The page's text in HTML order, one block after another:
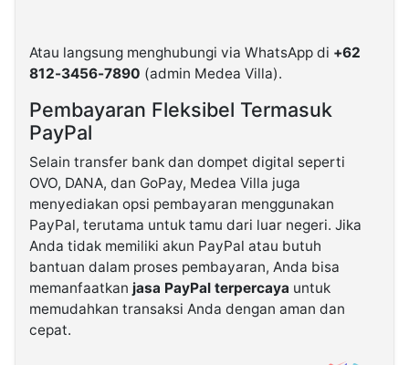
Atau langsung menghubungi via WhatsApp di +62
812-3456-7890 (admin Medea Villa).
Pembayaran Fleksibel Termasuk
PayPal
Selain transfer bank dan dompet digital seperti
OVO, DANA, dan GoPay, Medea Villa juga
menyediakan opsi pembayaran menggunakan
PayPal, terutama untuk tamu dari luar negeri. Jika
Anda tidak memiliki akun PayPal atau butuh
bantuan dalam proses pembayaran, Anda bisa
memanfaatkan jasa PayPal terpercaya untuk
memudahkan transaksi Anda dengan aman dan
cepat.